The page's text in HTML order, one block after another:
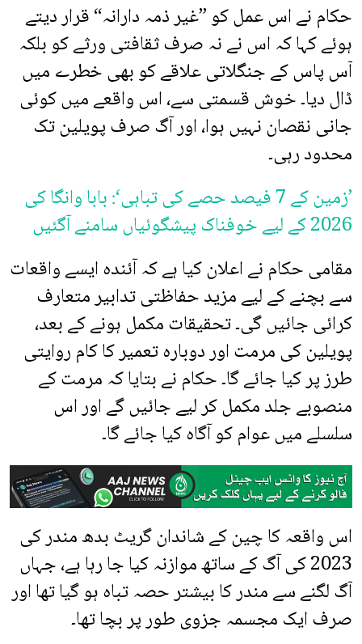
حکام نے اس عمل کو ”غیر ذمہ دارانہ“ قرار دیتے
ہوئے کہا کہ اس نے نہ صرف ثقافتی ورثے کو بلکہ
آس پاس کے جنگلاتی علاقے کو بھی خطرے میں
ڈال دیا۔ خوش قسمتی سے، اس واقعے میں کوئی
جانی نقصان نہیں ہوا، اور آگ صرف پویلین تک
محدود رہی۔
’زمین کے 7 فیصد حصے کی تباہی‘: بابا وانگا کی
2026 کے لیے خوفناک پیشگوئیاں سامنے آگئیں
مقامی حکام نے اعلان کیا ہے کہ آئندہ ایسے واقعات
سے بچنے کے لیے مزید حفاظتی تدابیر متعارف
کرائی جائیں گی۔ تحقیقات مکمل ہونے کے بعد،
پویلین کی مرمت اور دوبارہ تعمیر کا کام روایتی
طرز پر کیا جائے گا۔ حکام نے بتایا کہ مرمت کے
منصوبے جلد مکمل کر لیے جائیں گے اور اس
سلسلے میں عوام کو آگاہ کیا جائے گا۔
اس واقعہ کا چین کے شاندان گریٹ بدھ مندر کی
2023 کی آگ کے ساتھ موازنہ کیا جا رہا ہے، جہاں
آگ لگنے سے مندر کا بیشتر حصہ تباہ ہو گیا تھا اور
صرف ایک مجسمہ جزوی طور پر بچا تھا۔